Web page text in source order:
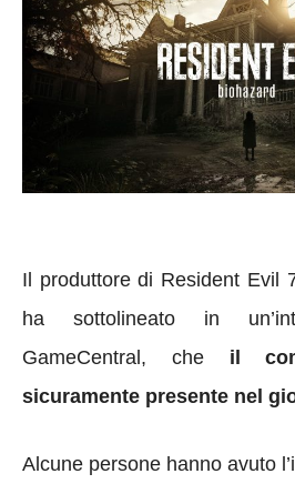
Il produttore di Resident Evil
ha sottolineato in
GameCentral, che il
sicuramente presente nel
Alcune persone hanno avuto